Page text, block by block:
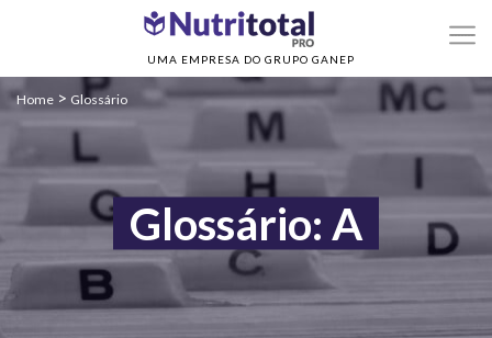
UMA EMPRESA DO GRUPO GANEP
Home > Glossário
Glossário: A